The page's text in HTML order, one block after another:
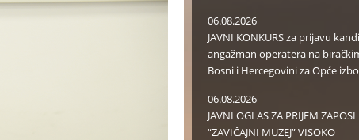
06.08.2026
JAVNI KONKURS za prijavu
angažman operatera na
Bosni i Hercegovini za Opće
06.08.2026
JAVNI OGLAS ZA PRIJEM
“ZAVIČAJNI MUZEJ” VISOKO